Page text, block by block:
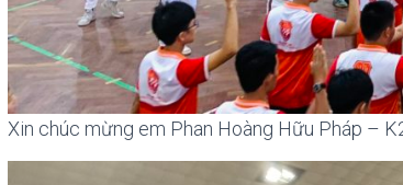
Xin chúc mừng em Phan Hoàng Hữu Pháp –